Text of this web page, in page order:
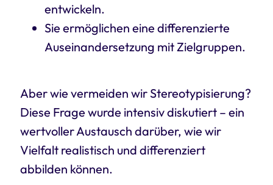
entwickeln.
Sie ermöglichen eine differenzierte
Auseinandersetzung mit Zielgruppen.
Aber wie vermeiden wir Stereotypisierung?
Diese Frage wurde intensiv diskutiert – ein
wertvoller Austausch darüber, wie wir
Vielfalt realistisch und differenziert
abbilden können.